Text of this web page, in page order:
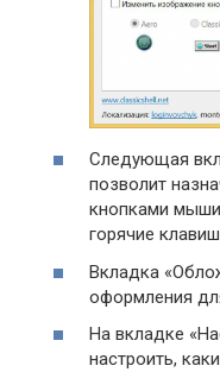
Следующая
позволит
кнопками
горячие
Вкладка
оформления
На вкладке
настроить,